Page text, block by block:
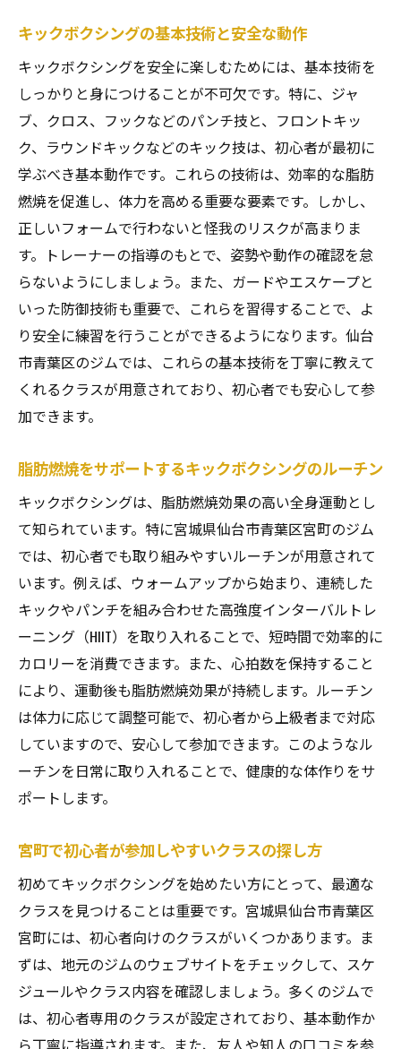
キックボクシングの基本技術と安全な動作
キックボクシングを安全に楽しむためには、基本技術を
しっかりと身につけることが不可欠です。特に、ジャ
ブ、クロス、フックなどのパンチ技と、フロントキッ
ク、ラウンドキックなどのキック技は、初心者が最初に
学ぶべき基本動作です。これらの技術は、効率的な脂肪
燃焼を促進し、体力を高める重要な要素です。しかし、
正しいフォームで行わないと怪我のリスクが高まりま
す。トレーナーの指導のもとで、姿勢や動作の確認を怠
らないようにしましょう。また、ガードやエスケープと
いった防御技術も重要で、これらを習得することで、よ
り安全に練習を行うことができるようになります。仙台
市青葉区のジムでは、これらの基本技術を丁寧に教えて
くれるクラスが用意されており、初心者でも安心して参
加できます。
脂肪燃焼をサポートするキックボクシングのルーチン
キックボクシングは、脂肪燃焼効果の高い全身運動とし
て知られています。特に宮城県仙台市青葉区宮町のジム
では、初心者でも取り組みやすいルーチンが用意されて
います。例えば、ウォームアップから始まり、連続した
キックやパンチを組み合わせた高強度インターバルトレ
ーニング（HIIT）を取り入れることで、短時間で効率的に
カロリーを消費できます。また、心拍数を保持すること
により、運動後も脂肪燃焼効果が持続します。ルーチン
は体力に応じて調整可能で、初心者から上級者まで対応
していますので、安心して参加できます。このようなル
ーチンを日常に取り入れることで、健康的な体作りをサ
ポートします。
宮町で初心者が参加しやすいクラスの探し方
初めてキックボクシングを始めたい方にとって、最適な
クラスを見つけることは重要です。宮城県仙台市青葉区
宮町には、初心者向けのクラスがいくつかあります。ま
ずは、地元のジムのウェブサイトをチェックして、スケ
ジュールやクラス内容を確認しましょう。多くのジムで
は、初心者専用のクラスが設定されており、基本動作か
ら丁寧に指導されます。また、友人や知人の口コミを参